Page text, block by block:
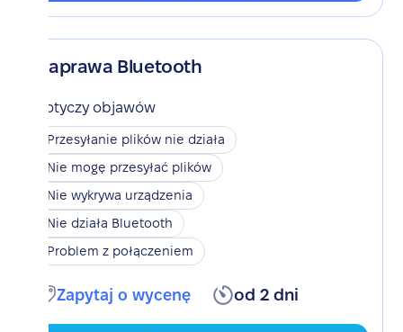
Naprawa Bluetooth
Dotyczy objawów
Przesyłanie plików nie działa
Nie mogę przesyłać plików
Nie wykrywa urządzenia
Nie działa Bluetooth
Problem z połączeniem
Zapytaj o wycenę od 2 dni